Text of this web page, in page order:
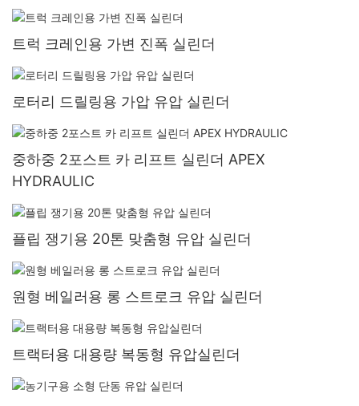
트럭 크레인용 가변 진폭 실린더
로터리 드릴링용 가압 유압 실린더
중하중 2포스트 카 리프트 실린더 APEX
HYDRAULIC
플립 쟁기용 20톤 맞춤형 유압 실린더
원형 베일러용 롱 스트로크 유압 실린더
트랙터용 대용량 복동형 유압실린더